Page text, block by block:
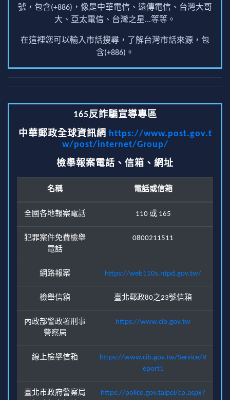
號，包含(+886)，像是中華電信、遠傳電信、台灣大哥
大、亞太電信、台灣之星...等等。
在這裡您可以輸入市話搜尋，了解台灣市話來源，包
含(+886)。
165反詐騙宣導專區
中華郵政全球資訊網 https://www.post.gov.t
w/post/internet/Group/
檢舉報案電話、信箱、網址
名稱 電話或信箱
全國各地報案電話 110 或 165
犯罪案件免費檢舉
電話
0800211511
網路報案 https://web110s.ntpd.gov.tw/
檢舉信箱 臺北郵政80之23號信箱
內政部警政署刑事
警察局
https://www.cib.gov.tw
線上檢舉信箱
https://www.cib.gov.tw/Service/R
eport1
臺北市政府警察局
https://police.gov.taipei/cp.aspx?